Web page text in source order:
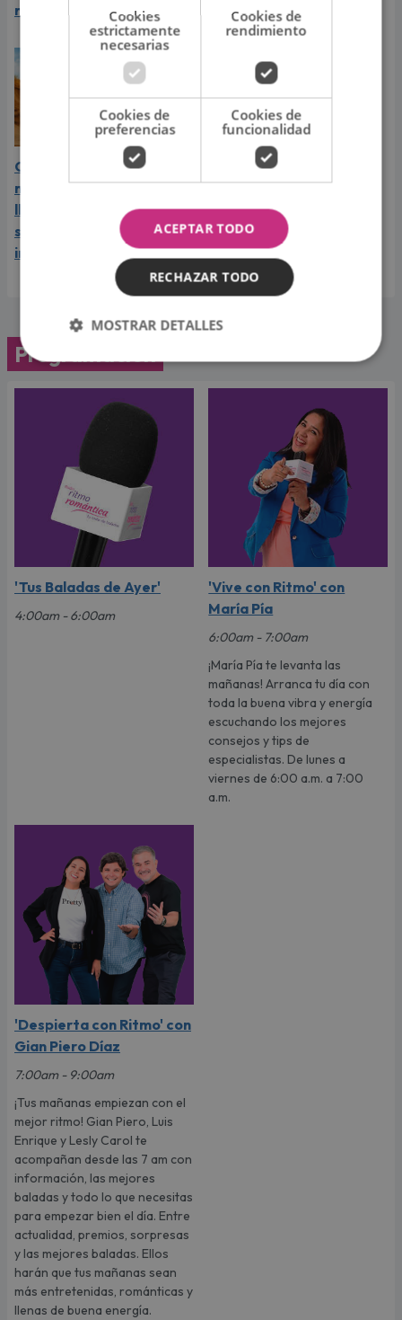
rumores sus seguidores
Carín León vive el mejor
momento de su carrera y
llega a Lima en el año de
su consagración
internacional
Programación
'Tus Baladas de Ayer'
4:00am - 6:00am
'Vive con Ritmo' con
María Pía
6:00am - 7:00am
¡María Pía te levanta las
mañanas! Arranca tu día con
toda la buena vibra y energía
escuchando los mejores
consejos y tips de
especialistas. De lunes a
viernes de 6:00 a.m. a 7:00
a.m.
'Despierta con Ritmo' con
Gian Piero Díaz
7:00am - 9:00am
¡Tus mañanas empiezan con el
mejor ritmo! Gian Piero, Luis
Enrique y Lesly Carol te
acompañan desde las 7 am con
información, las mejores
baladas y todo lo que necesitas
para empezar bien el día. Entre
actualidad, premios, sorpresas
y las mejores baladas. Ellos
harán que tus mañanas sean
más entretenidas, románticas y
llenas de buena energía.
Cookies
estrictamente
necesarias
Cookies de
rendimiento
Cookies de
preferencias
Cookies de
funcionalidad
ACEPTAR TODO
RECHAZAR TODO
MOSTRAR DETALLES